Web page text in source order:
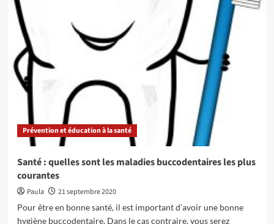
santé
Prévention et éducation à la santé
Santé : quelles sont les maladies buccodentaires les plus
courantes
Paula
21 septembre 2020
Pour être en bonne santé, il est important d’avoir une bonne
hygiène buccodentaire. Dans le cas contraire, vous serez